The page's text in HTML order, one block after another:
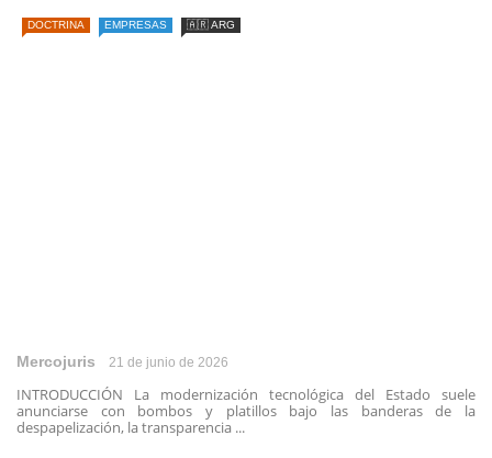
DOCTRINA EMPRESAS 🇦🇷 ARG
Mercojuris 21 de junio de 2026
INTRODUCCIÓN La modernización tecnológica del Estado suele
anunciarse con bombos y platillos bajo las banderas de la
despapelización, la transparencia ...